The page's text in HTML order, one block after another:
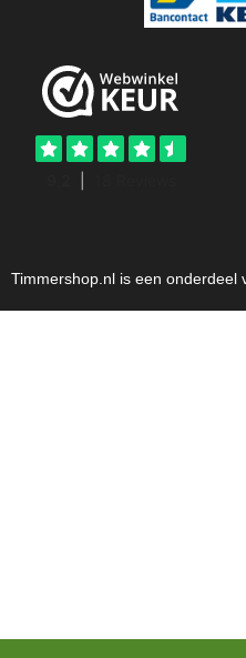
Timmershop.nl is een onderdeel